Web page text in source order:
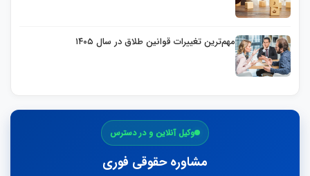
مهم‌ترین تغییرات قوانین طلاق در سال ۱۴۰۵
وکیل آنلاین و در دسترس
مشاوره حقوقی فوری